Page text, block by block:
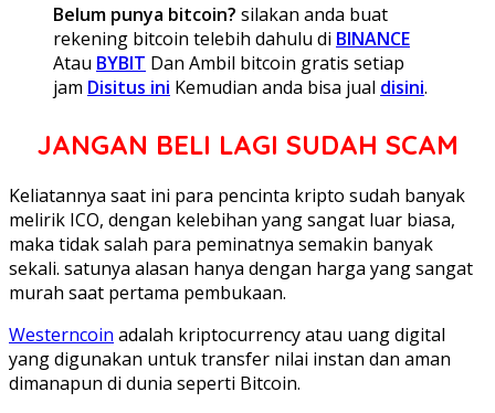
Belum punya bitcoin? silakan anda buat
rekening bitcoin telebih dahulu di BINANCE
Atau BYBIT Dan Ambil bitcoin gratis setiap
jam Disitus ini Kemudian anda bisa jual disini.
JANGAN BELI LAGI SUDAH SCAM
Keliatannya saat ini para pencinta kripto sudah banyak
melirik ICO, dengan kelebihan yang sangat luar biasa,
maka tidak salah para peminatnya semakin banyak
sekali. satunya alasan hanya dengan harga yang sangat
murah saat pertama pembukaan.
Westerncoin adalah kriptocurrency atau uang digital
yang digunakan untuk transfer nilai instan dan aman
dimanapun di dunia seperti Bitcoin.